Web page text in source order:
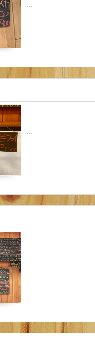
...
...
...